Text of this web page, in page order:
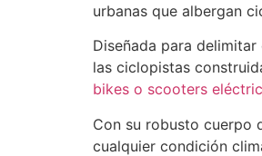
urbanas que albergan
Diseñada para
las ciclopistas
bikes o scooters
Con su robusto cuerpo
cualquier condición